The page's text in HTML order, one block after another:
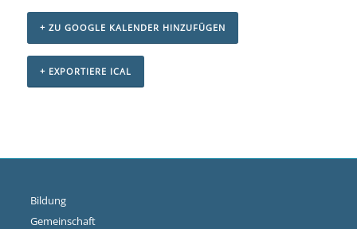
+ ZU GOOGLE KALENDER HINZUFÜGEN
+ EXPORTIERE ICAL
Bildung
Gemeinschaft